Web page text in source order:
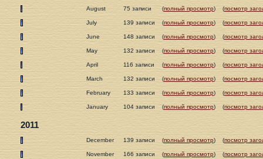
August 75 записи (полный просмотр) (посмотр
July 139 записи (полный просмотр) (посмотр
June 148 записи (полный просмотр) (посмотр
May 132 записи (полный просмотр) (посмотр
April 116 записи (полный просмотр) (посмотр
March 132 записи (полный просмотр) (посмотр
February 133 записи (полный просмотр) (посмотр
January 104 записи (полный просмотр) (посмотр
2011
December 139 записи (полный просмотр) (посмотр
November 166 записи (полный просмотр) (посмотр